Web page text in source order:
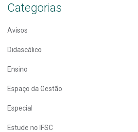
Categorias
Avisos
Didascálico
Ensino
Espaço da Gestão
Especial
Estude no IFSC